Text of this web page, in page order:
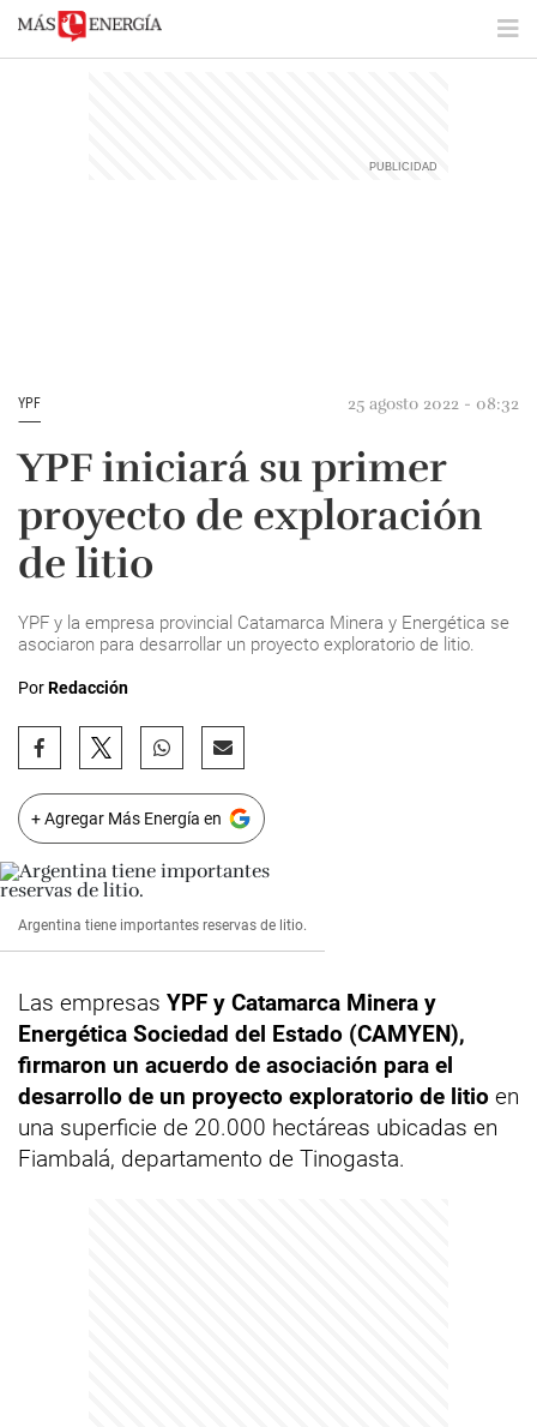
YPF 25 agosto 2022 - 08:32
YPF iniciará su primer
proyecto de exploración
de litio
YPF y la empresa provincial Catamarca Minera y Energética se
asociaron para desarrollar un proyecto exploratorio de litio.
PorRedacción
+ Agregar Más Energía en
Argentina tiene importantes reservas de litio.
Las empresas YPF y Catamarca Minera y
Energética Sociedad del Estado (CAMYEN),
firmaron un acuerdo de asociación para el
desarrollo de un proyecto exploratorio de litio en
una superficie de 20.000 hectáreas ubicadas en
Fiambalá, departamento de Tinogasta.